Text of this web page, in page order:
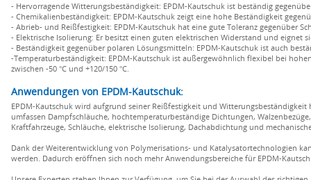
- Hervorragende Witterungsbeständigkeit: EPDM-Kautschuk ist beständig
- Chemikalienbeständigkeit: EPDM-Kautschuk zeigt eine hohe Beständigkeit
- Abrieb- und Reißfestigkeit: EPDM-Kautschuk hat eine gute Toleranz gegenüber
- Elektrische Isolierung: Er besitzt einen guten elektrischen Widerstand und
- Beständigkeit gegenüber polaren Lösungsmitteln: EPDM-Kautschuk ist auch
-Temperaturbeständigkeit: EPDM-Kautschuk ist außergewöhnlich flexibel bei
zwischen -50 °C und +120/150 °C.
Anwendungen von EPDM-Kautschuk:
EPDM-Kautschuk wird aufgrund seiner Reißfestigkeit und
umfassen Dampfschläuche, hochtemperaturbeständige Dichtungen,
Kraftfahrzeuge, Schläuche, elektrische Isolierung, Dachabdichtung und
Dank der Weiterentwicklung von Polymerisations- und Katalysatortechnologien
werden. Dadurch eröffnen sich noch mehr Anwendungsbereiche für EPDM-